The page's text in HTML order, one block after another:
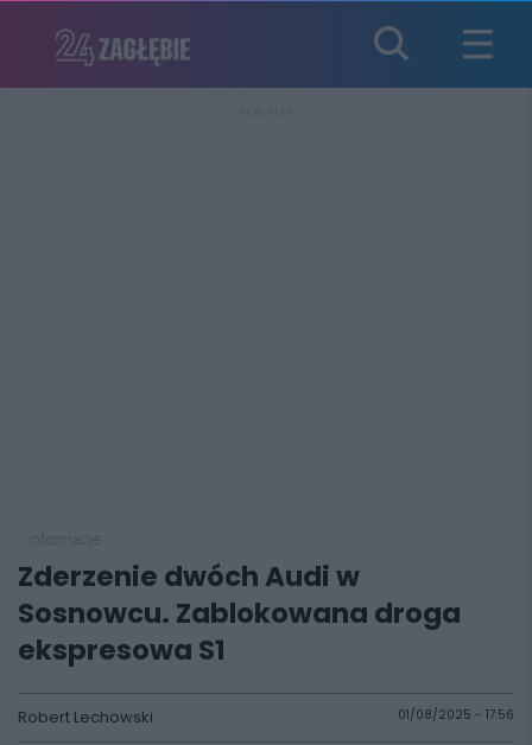
Zderzenie dwóch Audi w
Sosnowcu. Zablokowana droga
ekspresowa S1
Robert Lechowski 01/08/2025 - 17:56